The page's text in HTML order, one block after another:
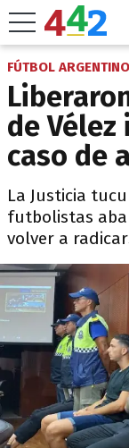
FÚTBOL ARGENTINO
de
caso de
La Justicia
futbolistas
volver a